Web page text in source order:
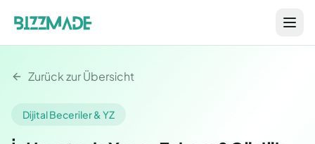
Zurück zur Übersicht
Dijital Beceriler & YZ